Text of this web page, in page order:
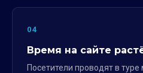
04
Время на сайте
Посетители проводят в